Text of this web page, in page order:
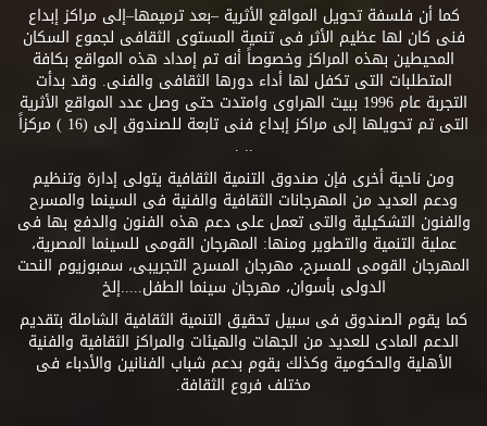
كما أن فلسفة تحويل المواقع الأثرية –بعد ترميمها–إلى مراكز إبداع
فنى كان لها عظيم الأثر فى تنمية المستوى الثقافى لجموع السكان
المحيطين بهذه المراكز وخصوصاً أنه تم إمداد هذه المواقع بكافة
المتطلبات التى تكفل لها أداء دورها الثقافى والفنى. وقد بدأت
التجربة عام 1996 ببيت الهراوى وامتدت حتى وصل عدد المواقع الأثرية
التى تم تحويلها إلى مراكز إبداع فنى تابعة للصندوق إلى (16 ) مركزاً
.. .
ومن ناحية أخرى فإن صندوق التنمية الثقافية يتولى إدارة وتنظيم
ودعم العديد من المهرجانات الثقافية والفنية فى السينما والمسرح
والفنون التشكيلية والتى تعمل على دعم هذه الفنون والدفع بها فى
عملية التنمية والتطوير ومنها: المهرجان القومى للسينما المصرية،
المهرجان القومى للمسرح، مهرجان المسرح التجريبى، سمبوزيوم النحت
الدولى بأسوان، مهرجان سينما الطفل.....إلخ
كما يقوم الصندوق فى سبيل تحقيق التنمية الثقافية الشاملة بتقديم
الدعم المادى للعديد من الجهات والهيئات والمراكز الثقافية والفنية
الأهلية والحكومية وكذلك يقوم بدعم شباب الفنانين والأدباء فى
مختلف فروع الثقافة.